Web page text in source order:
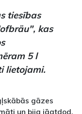
tiesības
kas
5 l
lietojami.
gāzes
un bija jāatdod,